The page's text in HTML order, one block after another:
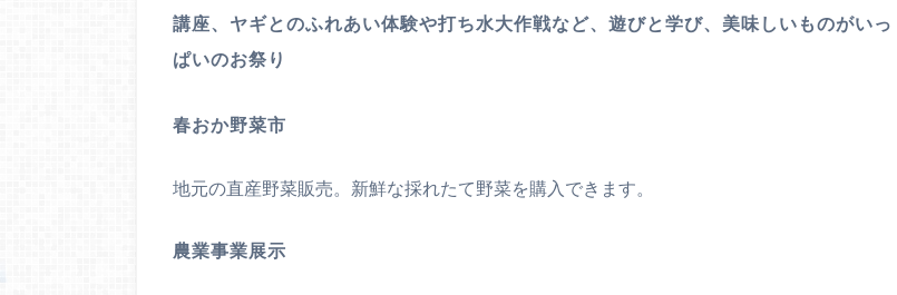
講座、ヤギとのふれあい体験や打ち水大作戦など、遊びと学び、美味しいものがいっ
ぱいのお祭り
春おか野菜市
地元の直産野菜販売。新鮮な採れたて野菜を購入できます。
農業事業展示